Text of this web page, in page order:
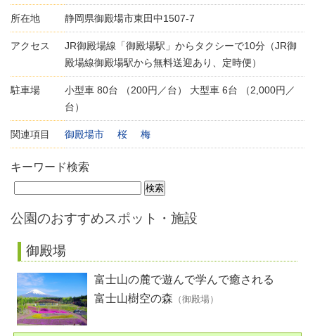
所在地 静岡県御殿場市東田中1507-7
アクセス
JR御殿場線「御殿場駅」からタクシーで10分（JR御
殿場線御殿場駅から無料送迎あり、定時便）
駐車場
小型車 80台 （200円／台） 大型車 6台 （2,000円／
台）
関連項目 御殿場市 桜 梅
キーワード検索
公園のおすすめスポット・施設
御殿場
富士山の麓で遊んで学んで癒される
富士山樹空の森 （御殿場）